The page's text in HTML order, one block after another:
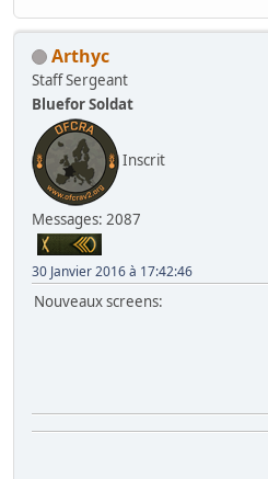
Arthyc
Staff Sergeant
Bluefor Soldat
Inscrit
Messages: 2087
30 Janvier 2016 à 17:42:46
Nouveaux screens: